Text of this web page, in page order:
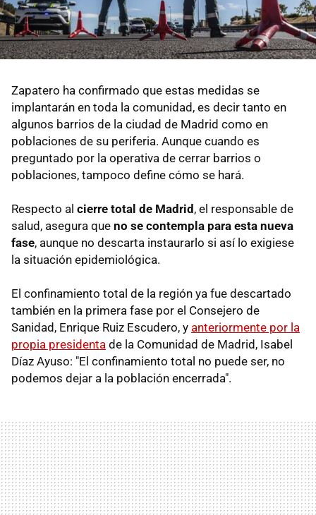
Zapatero ha confirmado que estas medidas se
implantarán en toda la comunidad, es decir tanto en
algunos barrios de la ciudad de Madrid como en
poblaciones de su periferia. Aunque cuando es
preguntado por la operativa de cerrar barrios o
poblaciones, tampoco define cómo se hará.
Respecto al cierre total de Madrid , el responsable de
salud, asegura que no se contempla para esta nueva
fase, aunque no descarta instaurarlo si así lo exigiese
la situación epidemiológica.
El confinamiento total de la región ya fue descartado
también en la primera fase por el Consejero de
Sanidad, Enrique Ruiz Escudero, y anteriormente por la
propia presidenta de la Comunidad de Madrid, Isabel
Díaz Ayuso: "El confinamiento total no puede ser, no
podemos dejar a la población encerrada".